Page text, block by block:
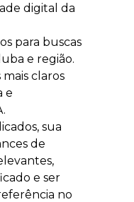
digital da
para buscas
e região.
claros
e
sua
de
e ser
no